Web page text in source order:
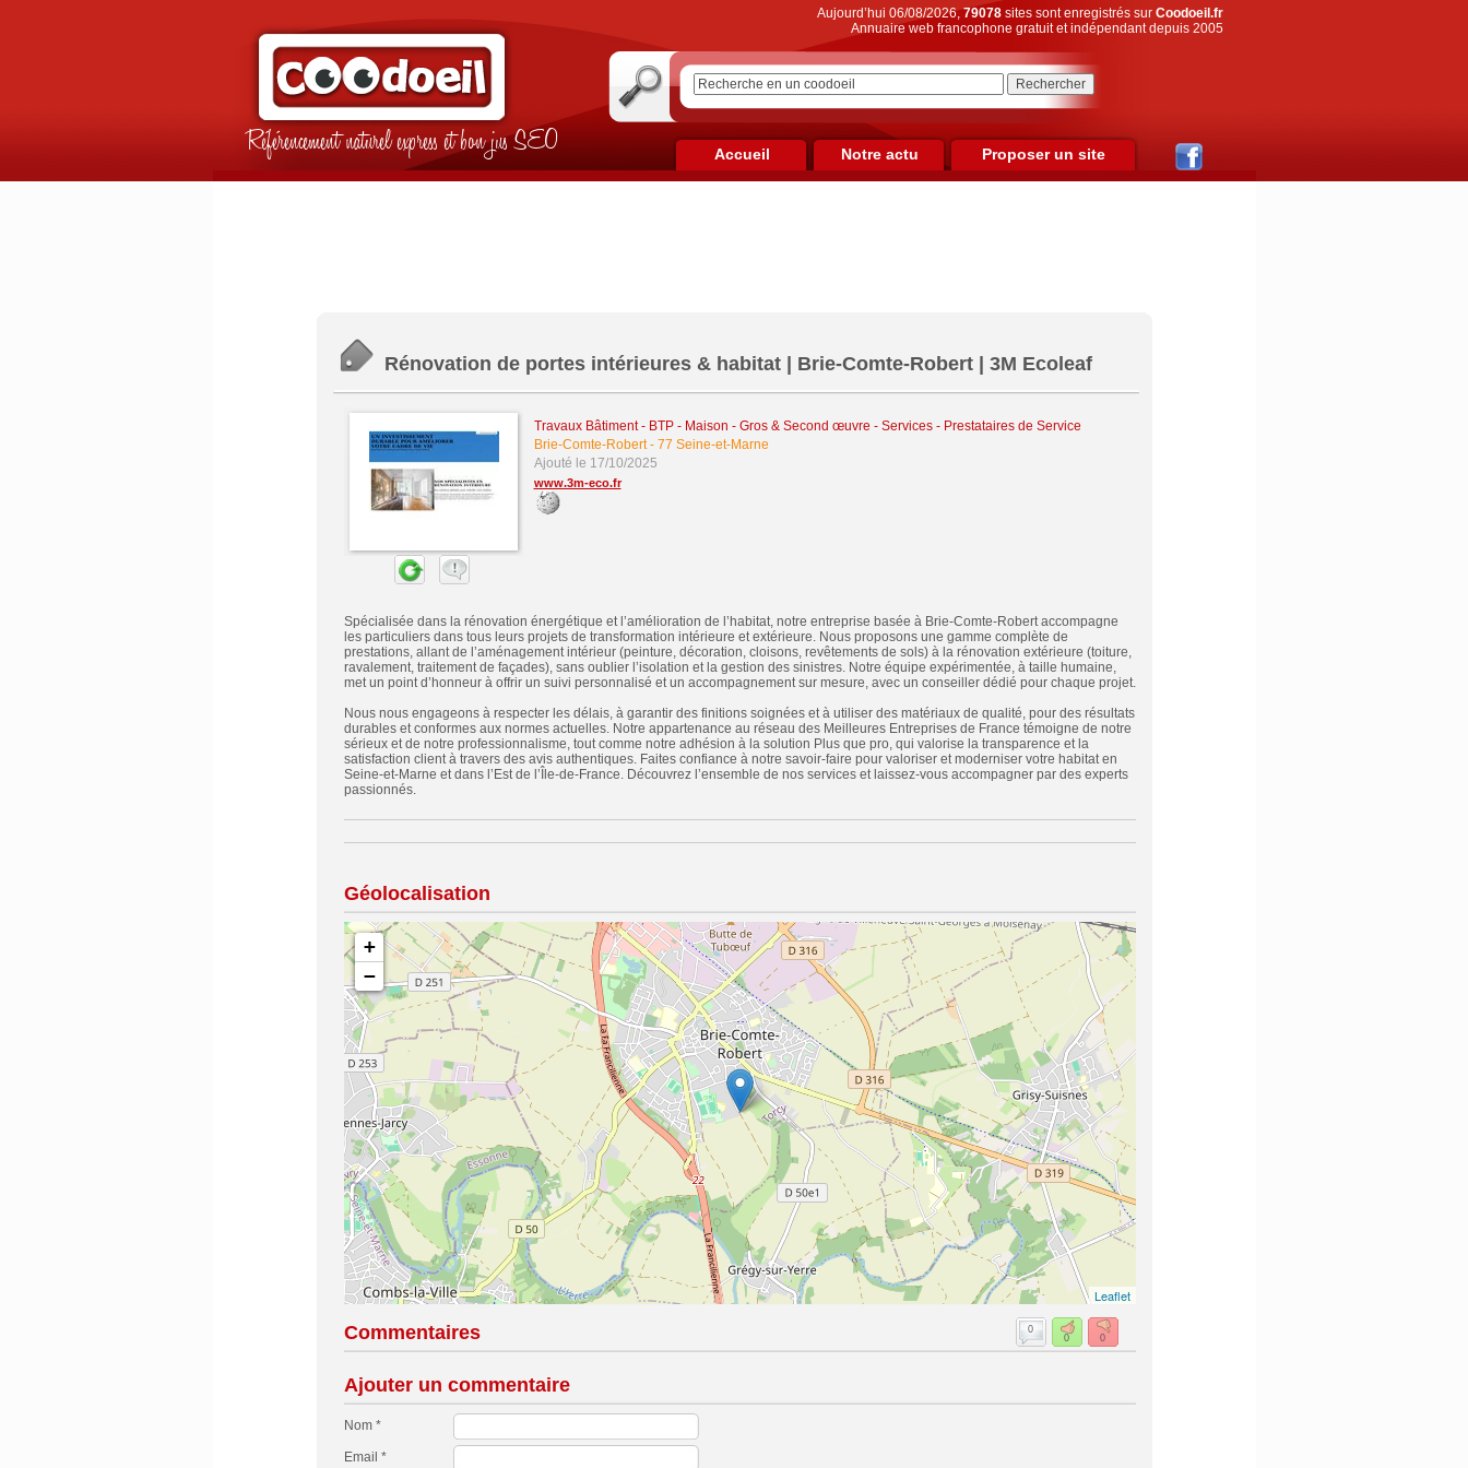
Référencement naturel express et bon jus SEO
Aujourd’hui 06/08/2026,79078sites sont enregistrés sur Coodoeil.fr
Annuaire web francophone gratuit et indépendant depuis 2005
Accueil Notre actu Proposer un site
Rénovation de portes intérieures & habitat | Brie-Comte-Robert | 3M Ecoleaf
Travaux Bâtiment - BTP - Maison - Gros & Second œuvre - Services - Prestataires de Service
Brie-Comte-Robert- 77 Seine-et-Marne
Ajouté le 17/10/2025
www.3m-eco.fr
Spécialisée dans la rénovation énergétique et l’amélioration de l’habitat, notre entreprise basée à Brie-Comte-Robert accompagne
les particuliers dans tous leurs projets de transformation intérieure et extérieure. Nous proposons une gamme complète de
prestations, allant de l’aménagement intérieur (peinture, décoration, cloisons, revêtements de sols) à la rénovation extérieure (toiture,
ravalement, traitement de façades), sans oublier l’isolation et la gestion des sinistres. Notre équipe expérimentée, à taille humaine,
met un point d’honneur à offrir un suivi personnalisé et un accompagnement sur mesure, avec un conseiller dédié pour chaque projet.
Nous nous engageons à respecter les délais, à garantir des finitions soignées et à utiliser des matériaux de qualité, pour des résultats
durables et conformes aux normes actuelles. Notre appartenance au réseau des Meilleures Entreprises de France témoigne de notre
sérieux et de notre professionnalisme, tout comme notre adhésion à la solution Plus que pro, qui valorise la transparence et la
satisfaction client à travers des avis authentiques. Faites confiance à notre savoir-faire pour valoriser et moderniser votre habitat en
Seine-et-Marne et dans l’Est de l’Île-de-France. Découvrez l’ensemble de nos services et laissez-vous accompagner par des experts
passionnés.
Géolocalisation
+
−
Leaflet
Commentaires
0
0
0
Ajouter un commentaire
Nom *
Email *